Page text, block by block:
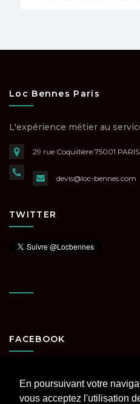
En poursuivant votre
vous acceptez l'utilisation
Loc Bennes Paris
L'expérience métier au
29 rue Coquillière 75001 PARIS
devis@loc-bennes.com
TWITTER
FACEBOOK